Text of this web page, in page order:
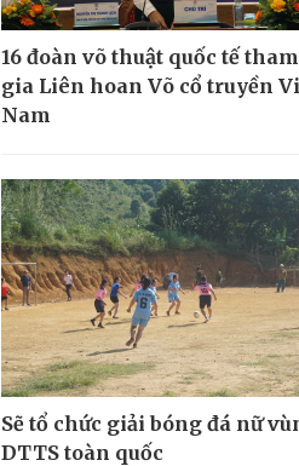
16 đoàn võ thuật quốc tế tham
gia Liên hoan Võ cổ truyền
Nam
Sẽ tổ chức giải bóng đá nữ
DTTS toàn quốc